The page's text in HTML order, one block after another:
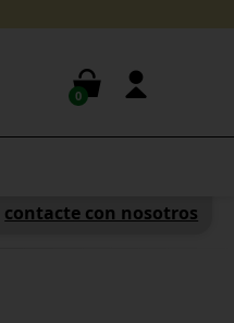
0
contacte con nosotros